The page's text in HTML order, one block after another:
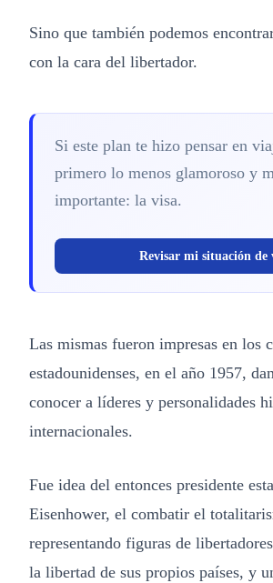
Sino que también podemos
con la cara del libertador.
Si este plan te hizo pensar en
primero lo menos glamoroso y
importante: la visa.
Revisar mi situación de
Las mismas fueron impresas en los
estadounidenses, en el año 1957,
conocer a líderes y personalidades
internacionales.
Fue idea del entonces presidente
Eisenhower, el combatir el
representando figuras de
la libertad de sus propios países, y